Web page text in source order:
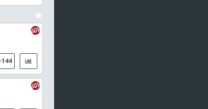
13:00Corea del Sud - K League 1
Sangju Sangmu Phoenix / FC Seoul
Bucheon FC 1995 / Gwangju FC
13:00Corea del Sud - K League 1